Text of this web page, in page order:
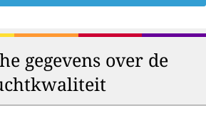
gegevens over de